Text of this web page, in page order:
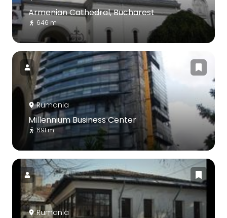
Armenian Cathedral, Bucharest
646 m
Rumania
Millennium Business Center
691 m
Rumania